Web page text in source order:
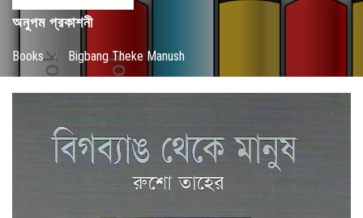
অনুপম প্রকাশনী
Books / Bigbang Theke Manush